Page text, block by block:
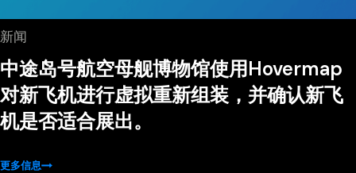
新闻
中途岛号航空母舰博物馆使用Hovermap
对新飞机进行虚拟重新组装，并确认新飞
机是否适合展出。
更多信息